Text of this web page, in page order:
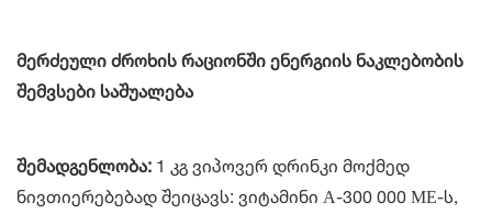
მერძეული ძროხის რაციონში ენერგიის ნაკლებობის
შემვსები საშუალება
შემადგენლობა: 1 კგ ვიპოვერ დრინკი მოქმედ
ნივთიერებებად შეიცავს: ვიტამინი А-300 000 МЕ-ს,